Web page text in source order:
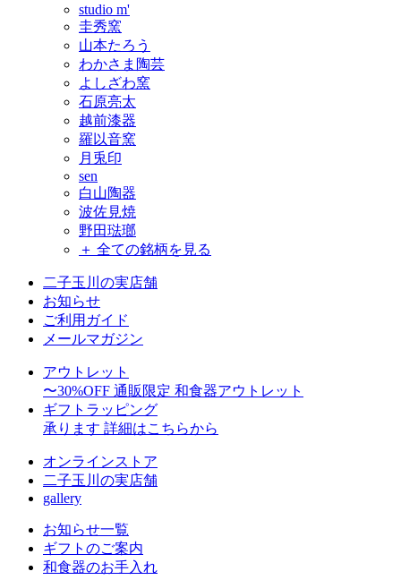
studio m'
圭秀窯
山本たろう
わかさま陶芸
よしざわ窯
石原亮太
越前漆器
羅以音窯
月兎印
sen
白山陶器
波佐見焼
野田琺瑯
＋ 全ての銘柄を見る
二子玉川の実店舗
お知らせ
ご利用ガイド
メールマガジン
アウトレット
〜30%OFF 通販限定 和食器アウトレット
ギフトラッピング
承ります 詳細はこちらから
オンラインストア
二子玉川の実店舗
gallery
お知らせ一覧
ギフトのご案内
和食器のお手入れ